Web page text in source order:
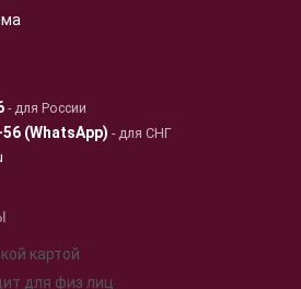
- для России
(WhatsApp) - для СНГ